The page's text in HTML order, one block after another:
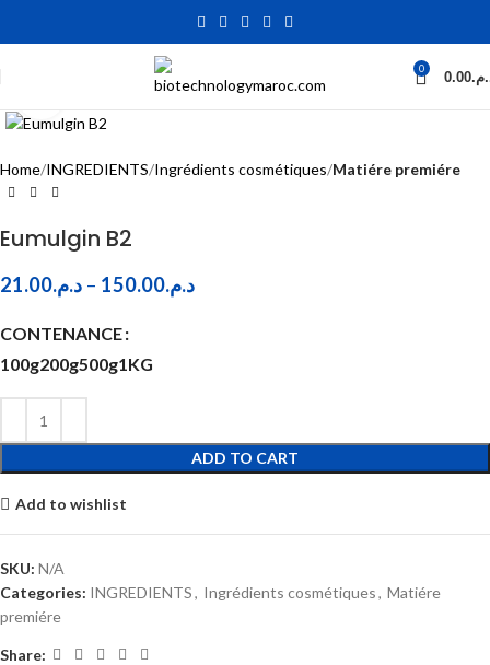
0
0.00
Click to enlarge
Home INGREDIENTS Ingrédients cosmétiques Matiére premiére
Eumulgin B2
د.م.21.00 – د.م.150.00
CONTENANCE
100g200g500g1KG
ADD TO CART
Add to wishlist
SKU: N/A
Categories: INGREDIENTS, Ingrédients cosmétiques, Matiére
premiére
Share: